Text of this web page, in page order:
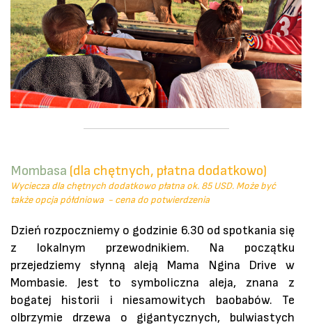
Mombasa (dla chętnych, płatna dodatkowo)
Wyciecza dla chętnych dodatkowo płatna ok. 85 USD. Może być
także opcja półdniowa - cena do potwierdzenia
Dzień rozpoczniemy o godzinie 6.30 od spotkania się
z lokalnym przewodnikiem. Na początku
przejedziemy słynną aleją Mama Ngina Drive w
Mombasie. Jest to symboliczna aleja, znana z
bogatej historii i niesamowitych baobabów. Te
olbrzymie drzewa o gigantycznych, bulwiastych